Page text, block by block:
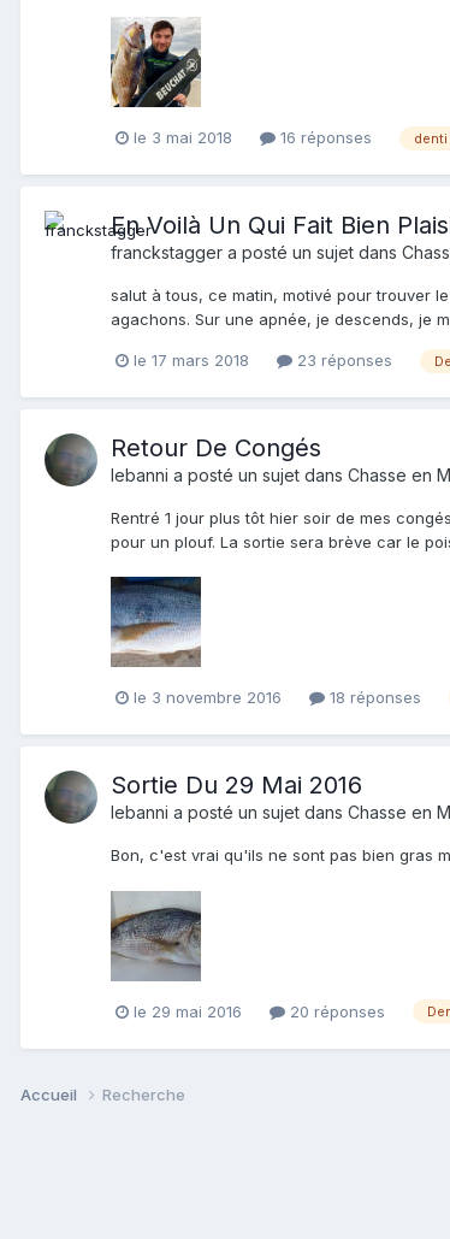
le 3 mai 2018 16 réponses denti
En Voilà Un Qui Fait Bien
franckstagger a posté un sujet dans
salut à tous, ce matin, motivé pour trouver
agachons. Sur une apnée, je descends, je
le 17 mars 2018 23 réponses
Retour De Congés
lebanni a posté un sujet dans Chasse en
Rentré 1 jour plus tôt hier soir de mes
pour un plouf. La sortie sera brève car le
le 3 novembre 2016 18 réponses
Sortie Du 29 Mai 2016
lebanni a posté un sujet dans Chasse en
Bon, c'est vrai qu'ils ne sont pas bien gras
le 29 mai 2016 20 réponses
Accueil Recherche